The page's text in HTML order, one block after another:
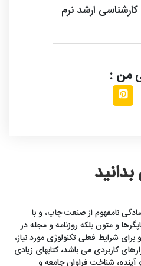
ارشد نرم
من :
نامفهوم از صنعت چاپ، و با
و متون بلکه روزنامه و مجله در
شرایط فعلی تکنولوژی مورد نیاز،
کاربردی می باشد، کتابهای زیادی
شناخت فراوان جامعه و